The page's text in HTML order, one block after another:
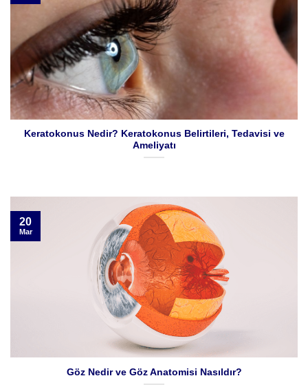
Keratokonus Nedir? Keratokonus Belirtileri, Tedavisi ve
Ameliyatı
Göz Nedir ve Göz Anatomisi Nasıldır?
20
Mar